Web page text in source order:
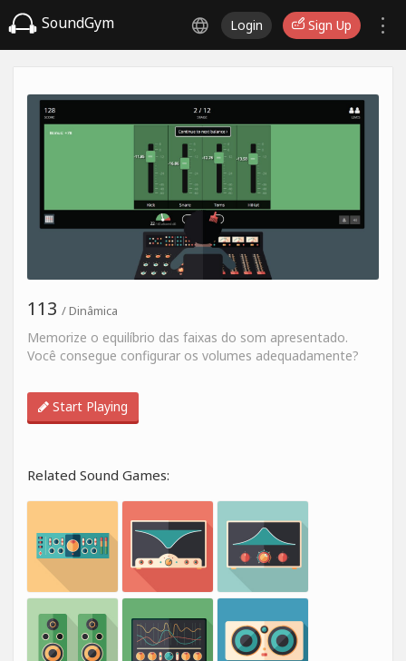
SoundGym Login Sign Up
113 / Dinâmica
Memorize o equilíbrio das faixas do som apresentado.
Você consegue configurar os volumes adequadamente?
Start Playing
Related Sound Games: